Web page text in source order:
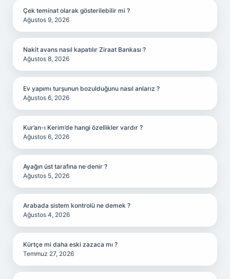
Çek teminat olarak gösterilebilir mi ?
Ağustos 9, 2026
Nakit avans nasıl kapatılır Ziraat Bankası ?
Ağustos 8, 2026
Ev yapımı turşunun bozulduğunu nasıl anlarız ?
Ağustos 6, 2026
Kur’an-ı Kerim’de hangi özellikler vardır ?
Ağustos 6, 2026
Ayağın üst tarafına ne denir ?
Ağustos 5, 2026
Arabada sistem kontrolü ne demek ?
Ağustos 4, 2026
Kürtçe mi daha eski zazaca mı ?
Temmuz 27, 2026